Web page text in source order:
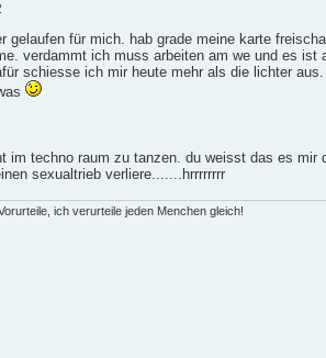
gelaufen für mich. hab grade meine karte
verdammt ich muss arbeiten am we und es ist
schiesse ich mir heute mehr als die lichter aus.
im techno raum zu tanzen. du weisst das es mir
sexualtrieb verliere.......hrrrrrrrr
ich verurteile jeden Menchen gleich!